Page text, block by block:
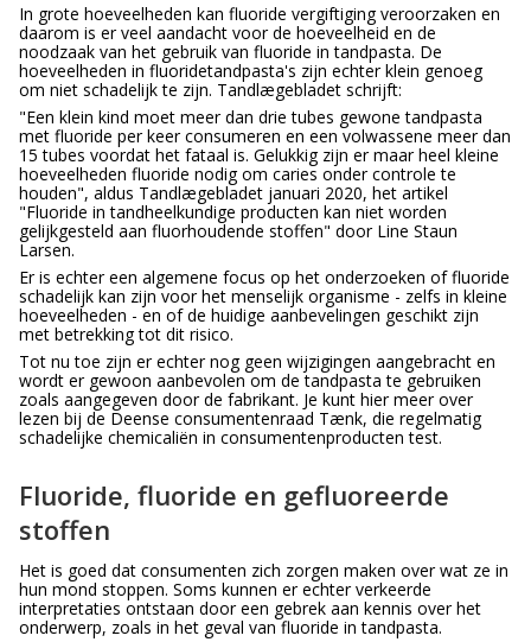
In grote hoeveelheden kan fluoride vergiftiging veroorzaken en
daarom is er veel aandacht voor de hoeveelheid en de
noodzaak van het gebruik van fluoride in tandpasta. De
hoeveelheden in fluoridetandpasta's zijn echter klein genoeg
om niet schadelijk te zijn. Tandlægebladet schrijft:
"Een klein kind moet meer dan drie tubes gewone tandpasta
met fluoride per keer consumeren en een volwassene meer dan
15 tubes voordat het fataal is. Gelukkig zijn er maar heel kleine
hoeveelheden fluoride nodig om caries onder controle te
houden", aldus Tandlægebladet januari 2020, het artikel
"Fluoride in tandheelkundige producten kan niet worden
gelijkgesteld aan fluorhoudende stoffen" door Line Staun
Larsen.
Er is echter een algemene focus op het onderzoeken of fluoride
schadelijk kan zijn voor het menselijk organisme - zelfs in kleine
hoeveelheden - en of de huidige aanbevelingen geschikt zijn
met betrekking tot dit risico.
Tot nu toe zijn er echter nog geen wijzigingen aangebracht en
wordt er gewoon aanbevolen om de tandpasta te gebruiken
zoals aangegeven door de fabrikant. Je kunt hier meer over
lezen bij de Deense consumentenraad Tænk, die regelmatig
schadelijke chemicaliën in consumentenproducten test.
Fluoride, fluoride en gefluoreerde
stoffen
Het is goed dat consumenten zich zorgen maken over wat ze in
hun mond stoppen. Soms kunnen er echter verkeerde
interpretaties ontstaan door een gebrek aan kennis over het
onderwerp, zoals in het geval van fluoride in tandpasta.